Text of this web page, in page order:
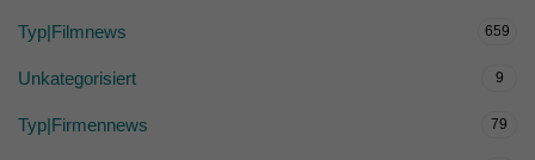
Typ|Filmnews 659
Unkategorisiert 9
Typ|Firmennews 79